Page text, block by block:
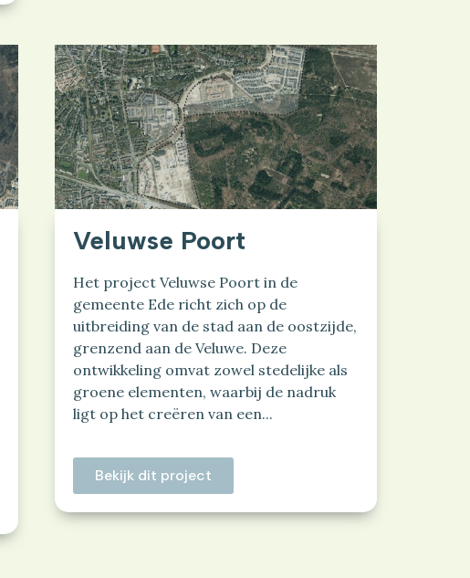
Veluwse Poort
Het project Veluwse Poort in de
gemeente Ede richt zich op de
uitbreiding van de stad aan de oostzijde,
grenzend aan de Veluwe. Deze
ontwikkeling omvat zowel stedelijke als
groene elementen, waarbij de nadruk
ligt op het creëren van een...
Bekijk dit project